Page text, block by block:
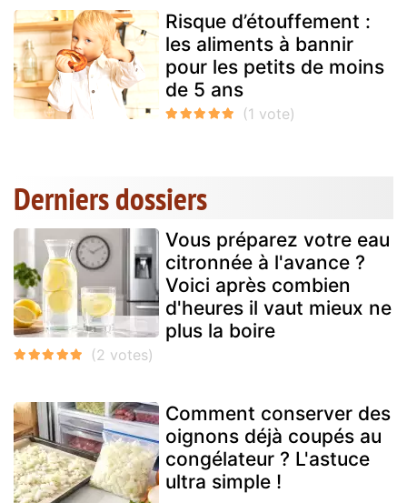
Risque d’étouffement :
les aliments à bannir
pour les petits de moins
de 5 ans
Derniers dossiers
Vous préparez votre eau
citronnée à l'avance ?
Voici après combien
d'heures il vaut mieux ne
plus la boire
Comment conserver des
oignons déjà coupés au
congélateur ? L'astuce
ultra simple !